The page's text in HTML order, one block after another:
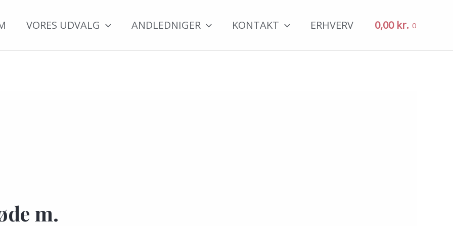
VORES UDVALG ANDLEDNIGER KONTAKT ERHVERV 0,00 kr. 0
m.